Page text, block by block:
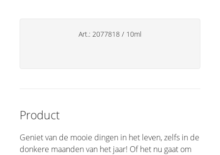
Specialiteiten
Huishoudsproducten
Art.: 2077818 / 10ml
Product
Geniet van de mooie dingen in het leven, zelfs in de
donkere maanden van het jaar! Of het nu gaat om